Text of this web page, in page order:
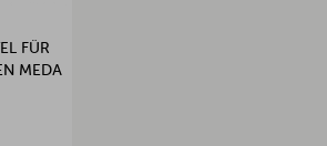
FÜR
MEDA